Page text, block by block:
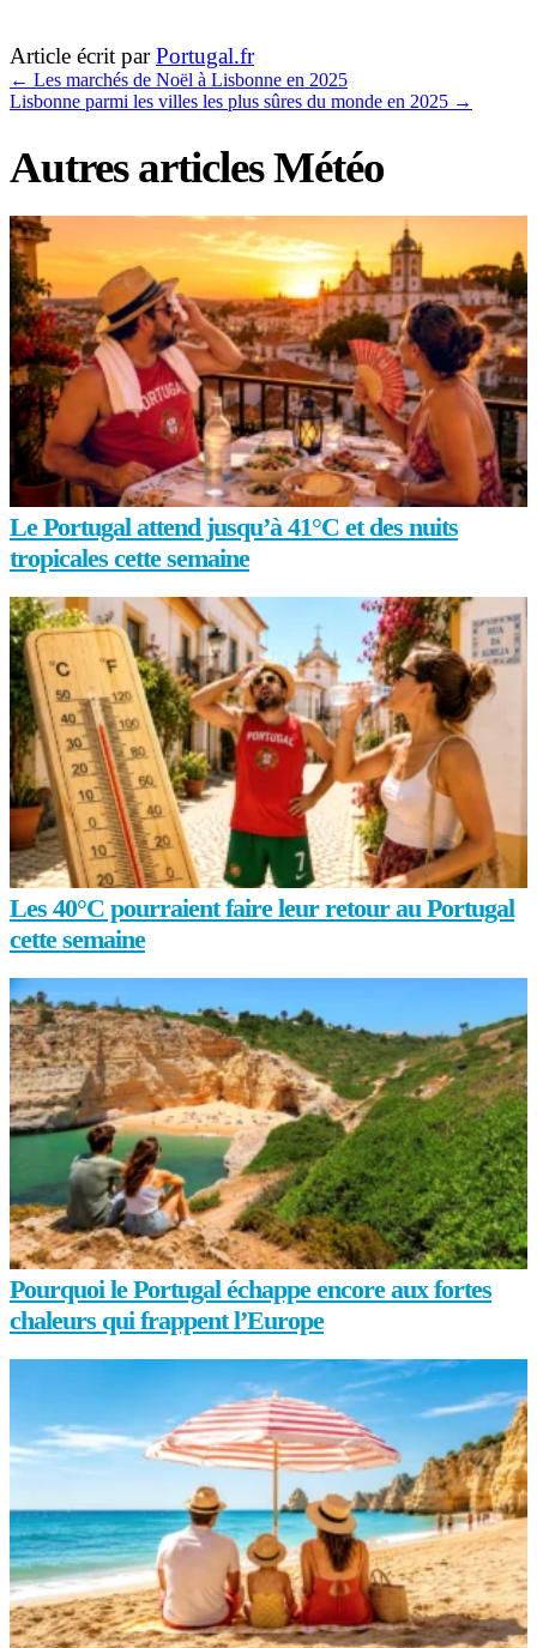
Article écrit parPortugal.fr
← Les marchés de Noël à Lisbonne en 2025
Lisbonne parmi les villes les plus sûres du monde en 2025 →
Autres articles Météo
Le Portugal attend jusqu’à 41°C et des nuits
tropicales cette semaine
Les 40°C pourraient faire leur retour au Portugal
cette semaine
Pourquoi le Portugal échappe encore aux fortes
chaleurs qui frappent l’Europe